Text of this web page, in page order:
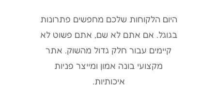
היום הלקוחות שלכם מחפשים פתרונות
בגוגל. אם אתם לא שם, אתם פשוט לא
קיימים עבור חלק גדול מהשוק. אתר
מקצועי בונה אמון ומייצר פניות
איכותיות.